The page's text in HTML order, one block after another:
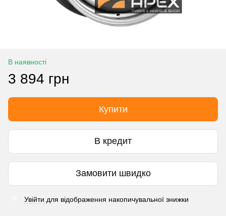
В наявності
3 894 грн
Купити
В кредит
Замовити швидко
Увійти для відображення накопичувальної знижки